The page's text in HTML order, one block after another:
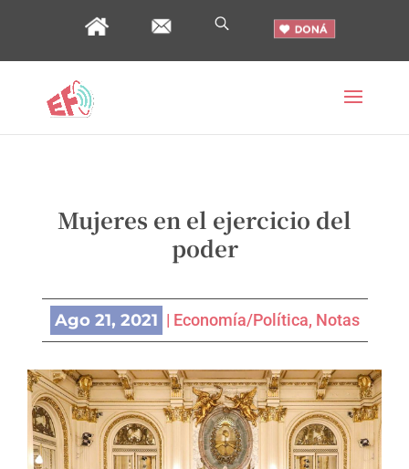
Mujeres en el ejercicio del
poder
Ago 21, 2021 | Economía/Política, Notas